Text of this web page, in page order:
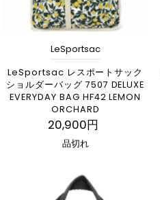
LeSportsac
LeSportsac レスポートサック
ショルダーバッグ 7507 DELUXE
EVERYDAY BAG HF42 LEMON
ORCHARD
20,900円
品切れ